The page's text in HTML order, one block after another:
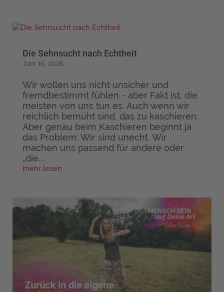
Die Sehnsucht nach Echtheit
Juni 16, 2026
Wir wollen uns nicht unsicher und
fremdbestimmt fühlen - aber Fakt ist, die
meisten von uns tun es. Auch wenn wir
reichlich bemüht sind, das zu kaschieren.
Aber genau beim Kaschieren beginnt ja
das Problem: Wir sind unecht. Wir
machen uns passend für andere oder
„die...
mehr lesen